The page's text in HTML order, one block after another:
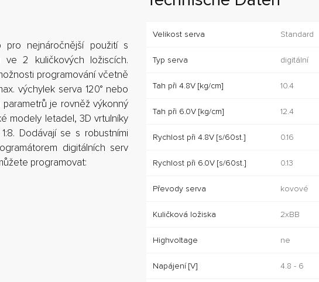
pro nejnáročnější použití s
ve 2 kuličkových ložiscích.
programování včetně
výchylek serva 120° nebo
parametrů je rovněž výkonný
modely letadel, 3D vrtulníky
Dodávají se s robustními
digitálních serv
programovat:
Velikost serva Standard
Typ serva digitální
Tah při 4.8V [kg/cm] 10.4
Tah při 6.0V [kg/cm] 12.4
Rychlost při 4.8V [s/60st.] 0.16
Rychlost při 6.0V [s/60st.] 0.13
Převody serva kovové
Kuličková ložiska 2xBB
Highvoltage ne
Napájení [V] 4.8 - 6